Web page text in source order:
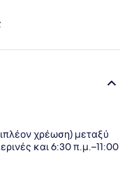
χρέωση) μεταξύ
και 6:30 π.μ.–11:00